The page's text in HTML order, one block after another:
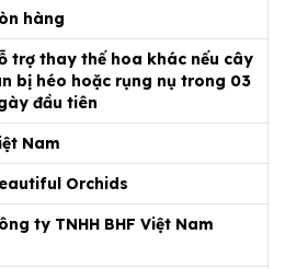
hàng
trợ thay thế hoa khác nếu cây
bị héo hoặc rụng nụ trong 03
đầu tiên
Nam
Orchids
ty TNHH BHF Việt Nam